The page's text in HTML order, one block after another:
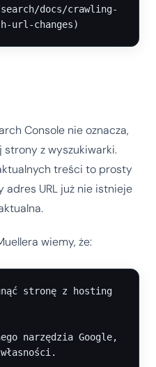
docs/crawling-
Console nie oznacza,
strony z wyszukiwarki.
treści to prosty
adres URL już nie istnieje
wiemy, że:
stronę z hosting
narzędzia Google,